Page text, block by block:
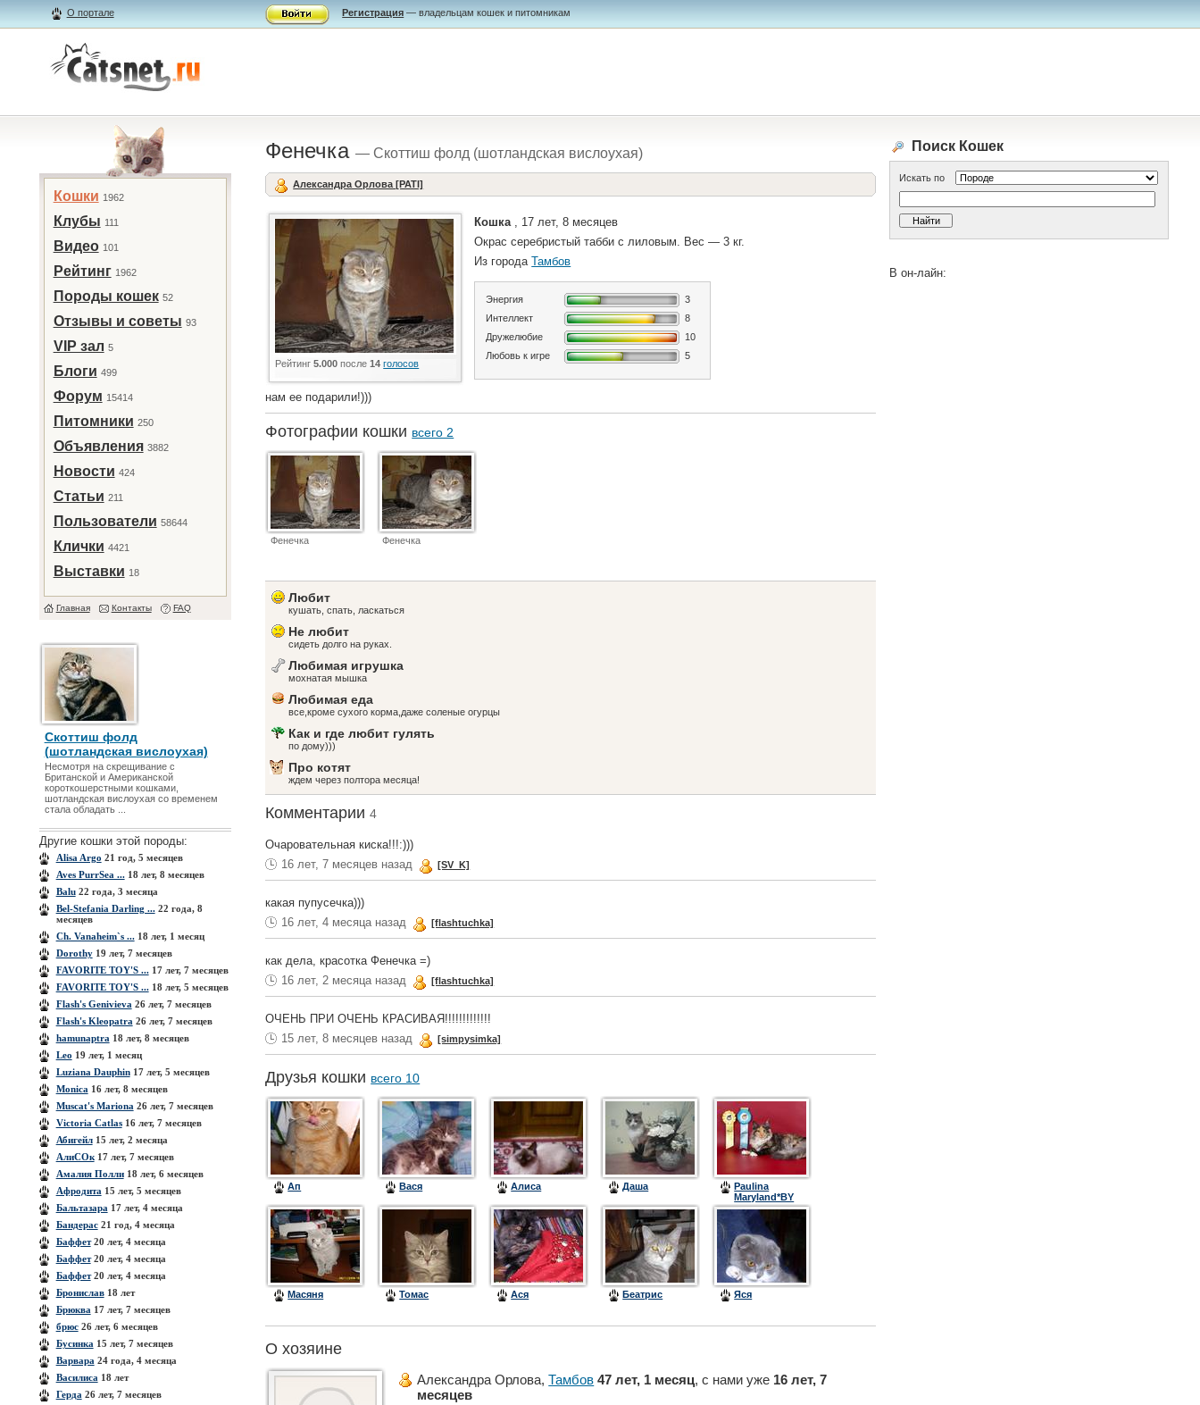
О портале Регистрация — владельцам кошек и питомникам
Кошки 1962
Клубы 111
Видео 101
Рейтинг 1962
Породы кошек 52
Отзывы и советы 93
VIP зал 5
Блоги 499
Форум 15414
Питомники 250
Объявления 3882
Новости 424
Статьи 211
Пользователи 58644
Клички 4421
Выставки 18
Главная Контакты FAQ
Скоттиш фолд
(шотландская вислоухая)
Несмотря на скрещивание с
Британской и Американской
короткошерстными кошками,
шотландская вислоухая со временем
стала обладать ...
Другие кошки этой породы:
Alisa Argo 21 год, 5 месяцев
Aves PurrSea ...18 лет, 8 месяцев
Balu22 года, 3 месяца
Bel-Stefania Darling ...22 года, 8
месяцев
Ch. Vanaheim`s ...18 лет, 1 месяц
Dorothy19 лет, 7 месяцев
FAVORITE TOY'S ...17 лет, 7 месяцев
FAVORITE TOY'S ...18 лет, 5 месяцев
Flash's Genivieva 26 лет, 7 месяцев
Flash's Kleopatra 26 лет, 7 месяцев
hamunaptra 18 лет, 8 месяцев
Leo 19 лет, 1 месяц
Luziana Dauphin17 лет, 5 месяцев
Monica 16 лет, 8 месяцев
Muscat's Mariona 26 лет, 7 месяцев
Victoria Catlas16 лет, 7 месяцев
Абигейл15 лет, 2 месяца
АлиСОк17 лет, 7 месяцев
Амалия Полли18 лет, 6 месяцев
Афродита 15 лет, 5 месяцев
Бальтазара 17 лет, 4 месяца
Бандерас21 год, 4 месяца
Баффет20 лет, 4 месяца
Баффет20 лет, 4 месяца
Баффет20 лет, 4 месяца
Бронислав18 лет
Брюква 17 лет, 7 месяцев
брюс26 лет, 6 месяцев
Бусинка 15 лет, 7 месяцев
Варвара 24 года, 4 месяца
Василиса 18 лет
Герда 26 лет, 7 месяцев
Фенечка— Скоттиш фолд (шотландская вислоухая)
Александра Орлова [PATI]
Рейтинг5.000 после14 голосов
Кошка , 17 лет, 8 месяцев
Окрас серебристый табби с лиловым. Вес — 3 кг.
Из городаТамбов
Энергия
3
Интеллект
8
Дружелюбие
10
Любовь к игре
5
нам ее подарили!)))
Фотографии кошки всего 2
Фенечка Фенечка
Любит
кушать, спать, ласкаться
Не любит
сидеть долго на руках.
Любимая игрушка
мохнатая мышка
Любимая еда
все,кроме сухого корма,даже соленые огурцы
Как и где любит гулять
по дому)))
Про котят
ждем через полтора месяца!
Комментарии4
Очаровательная киска!!!:)))
16 лет, 7 месяцев назад
[SV_K]
какая пупусечка)))
16 лет, 4 месяца назад
[flashtuchka]
как дела, красотка Фенечка =)
16 лет, 2 месяца назад
[flashtuchka]
ОЧЕНЬ ПРИ ОЧЕНЬ КРАСИВАЯ!!!!!!!!!!!!!
15 лет, 8 месяцев назад
[simpysimka]
Друзья кошки всего 10
Ап Вася Алиса Даша
Paulina
Maryland*BY
(Алиса)
Масяня Томас Ася Беатрис Яся
О хозяине
Александра Орлова,Тамбов 47 лет, 1 месяц, с нами уже 16 лет, 7
месяцев
Поиск Кошек
Искать по
В он-лайн: